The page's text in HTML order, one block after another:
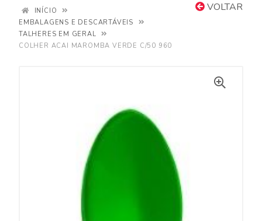
VOLTAR
INÍCIO
EMBALAGENS E DESCARTÁVEIS
TALHERES EM GERAL
COLHER ACAI MAROMBA VERDE C/50 960